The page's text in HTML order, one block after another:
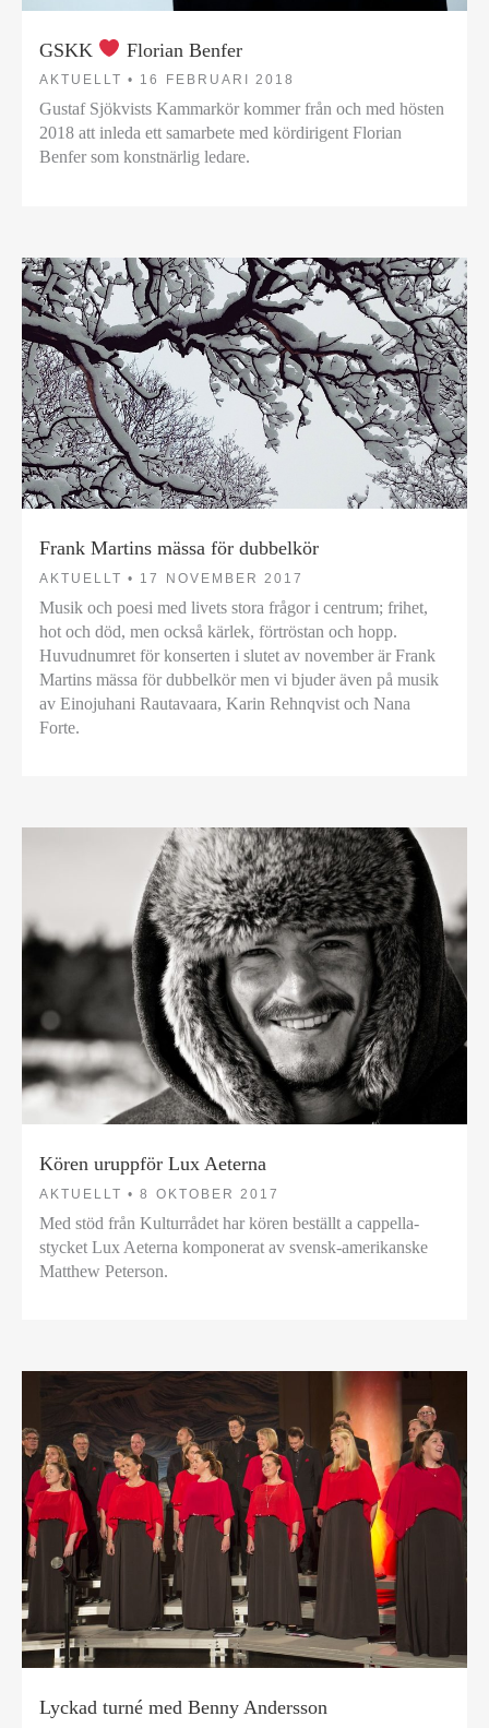
GSKK Florian Benfer
AKTUELLT • 16 FEBRUARI 2018
Gustaf Sjökvists Kammarkör kommer från och med hösten
2018 att inleda ett samarbete med kördirigent Florian
Benfer som konstnärlig ledare.
Frank Martins mässa för dubbelkör
AKTUELLT • 17 NOVEMBER 2017
Musik och poesi med livets stora frågor i centrum; frihet,
hot och död, men också kärlek, förtröstan och hopp.
Huvudnumret för konserten i slutet av november är Frank
Martins mässa för dubbelkör men vi bjuder även på musik
av Einojuhani Rautavaara, Karin Rehnqvist och Nana
Forte.
Kören uruppför Lux Aeterna
AKTUELLT • 8 OKTOBER 2017
Med stöd från Kulturrådet har kören beställt a cappella-
stycket Lux Aeterna komponerat av svensk-amerikanske
Matthew Peterson.
Lyckad turné med Benny Andersson